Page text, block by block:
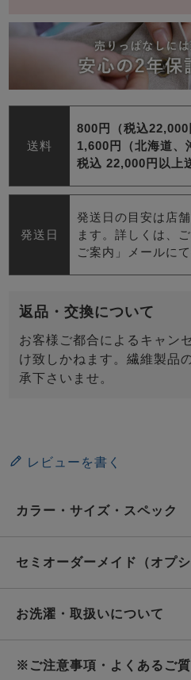
送料
800円（税込22,000
1,600円（北海道、
税込 22,000円以上
発送日
発送日の目安は店
ます。詳しくは、
ご案内」メールに
返品・交換について
お客様ご都合によるキャン
け致しかねます。繊維製品
承下さいませ。
レビューを書く
カラー・サイズ・スペック
セミオーダーメイド（オプ
お洗濯・取扱いについて
※ご注意事項・よくあるご質